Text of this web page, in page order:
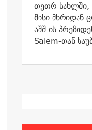
თეთრ სახლში,
მისი მხრიდან
აშშ-ის
Salem-თან